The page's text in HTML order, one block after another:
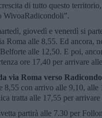
di tutto questo
WivoaRadicondoli”.
giovedì e venerdì si
Roma alle 8,55. Ed ancora,
alle 12,50. E poi,
ore 17,40 per arrivare
via Roma verso
8,55 con arrivo alle 9,10,
tratta alle 17,55 per
partirà alle 7.30 per